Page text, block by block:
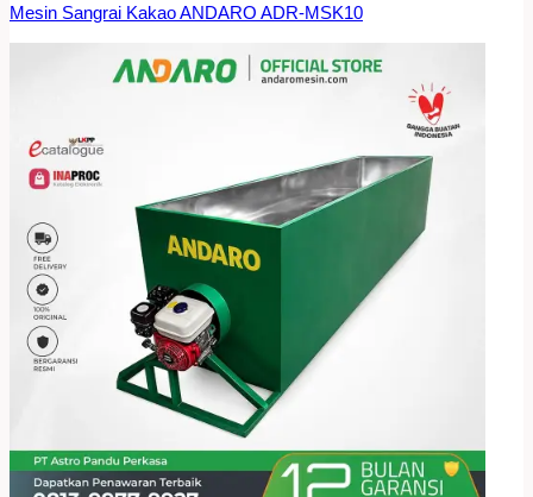
Mesin Sangrai Kakao ANDARO ADR-MSK10